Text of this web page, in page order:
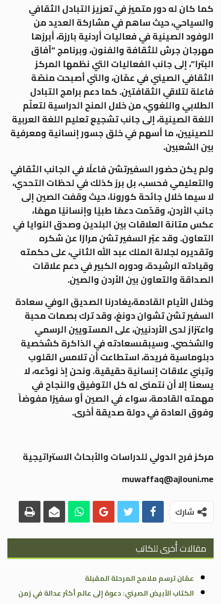
كما كان له دور متميز في تعزيز التبادل الثقافي
والسياحي، حيث ساهم في مشاركة العديد من
الوفود الصينية في فعاليات أردنية بارزة، أبرزها
مهرجان جرش للثقافة والفنون، وبرنامج “آفاق
البترا”، إلى جانب الفعاليات التي نظمها المركز
الثقافي الصيني في عمّان، والتي أصبحت منصّة
فاعلة لتلاقي الثقافتين. كما دعم برامج التبادل
الطلابي واللغوي، من خلال المنح الدراسية لتعلّم
اللغة الصينية، إلى جانب تشجيع تعليم اللغة العربية
للصينيين، ما أسهم في خلق جسور إنسانية ومعرفية
بين الشعبين.
ولم يكن حضور السفيرتشن فاعلًا في الجانب الثقافي
والتعليمي فحسب، بل برز كذلك في لحظات التحدي،
لا سيما خلال جائحة كورونا، حيث وقفت الصين إلى
جانب الأردن، وقدّمت دعمًا طبيًا وإنسانيًا مهمًا،
عكس متانة العلاقات بين البلدين وصدق النوايا في
التعاون. وقد عبّر السفير تشن مرارًا عن شكره
وتقديره لجلالة الملك عبد الله الثاني، على حكمته
وقيادته الرشيدة، ودوره الكبير في دعم علاقات
الصداقة والتعاون بين الأردن والصين.
وخلال الأيام القادمة،يغادرنا الصديق الوفي سعادة
السفير تشن تشوان دونغ، وقد ترك بصمات محبة
واعتزاز لدى الأردنيين، على المستويين الرسمي
والشخصي. وسيبقىسعادته في الذاكرة كشخصية
دبلوماسية فريدة، استطاعت أن تلامس القلوب
وتبني علاقات إنسانية حقيقية. ونحن إذ نودّعه، لا
يسعنا إلا أن نتمنى له كل التوفيق والنجاح في
مهمته القادمة، سواء في الصين أو سفيرًا مفوضاً
وفوق العادة في دولة صديقة أخرى.
مركز فرح الدولي للدراسات والأبحاث الاستراتيجية
muwaffaq@ajlouni.me
شارك
مقالات أُخرى للكاتب
عمّان ترسم ملامح المرحلة المقبلة
الكتاب الأبيض الصيني: دعوة إلى عالم أكثر عدالة في زمن